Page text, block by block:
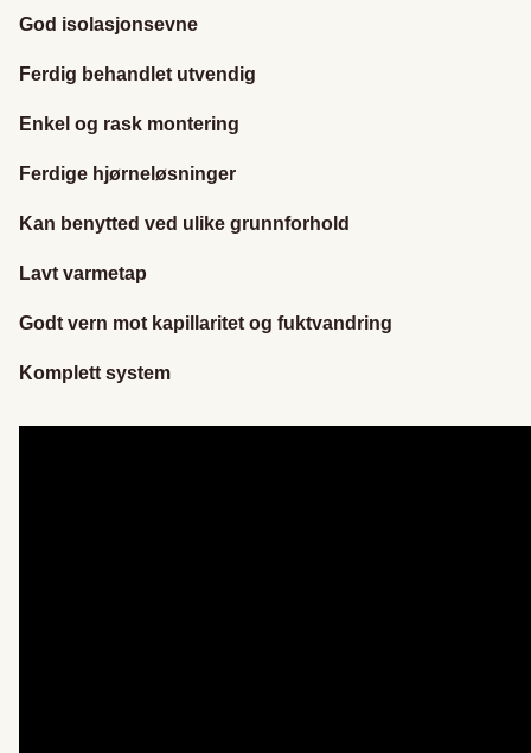
God isolasjonsevne
Ferdig behandlet utvendig
Enkel og rask montering
Ferdige hjørneløsninger
Kan benytted ved ulike grunnforhold
Lavt varmetap
Godt vern mot kapillaritet og fuktvandring
Komplett system